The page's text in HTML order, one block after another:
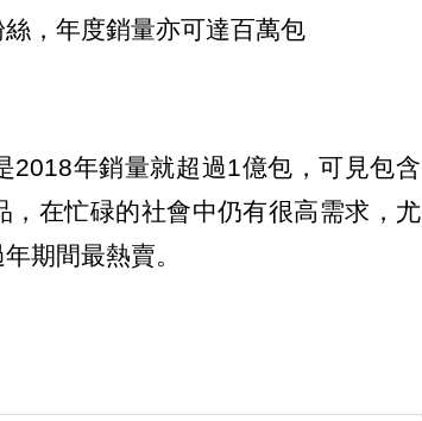
，年度銷量亦可達百萬包
2018年銷量就超過1億包，可見包含
在忙碌的社會中仍有很高需求，尤
期間最熱賣。